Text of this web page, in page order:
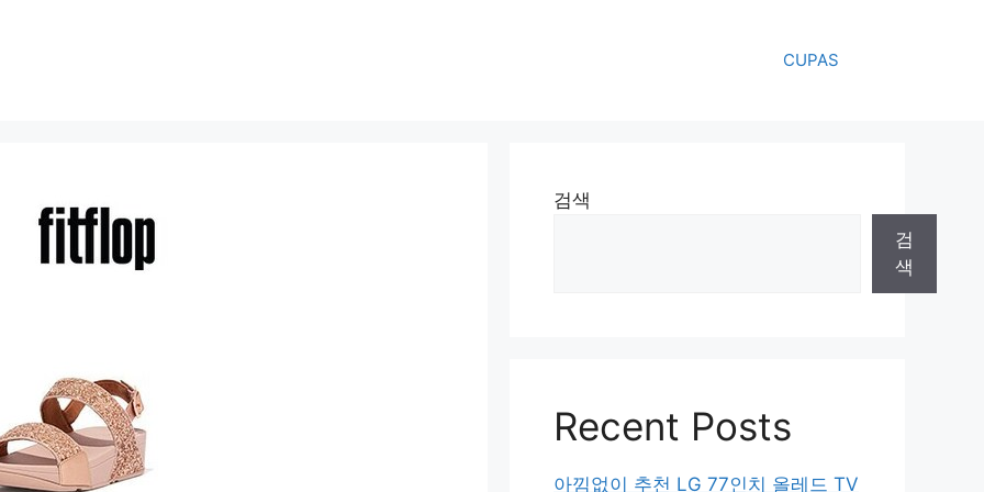
CUPAS
검색
검
색
Recent Posts
아낌없이 추천 LG 77인치 올레드 TV